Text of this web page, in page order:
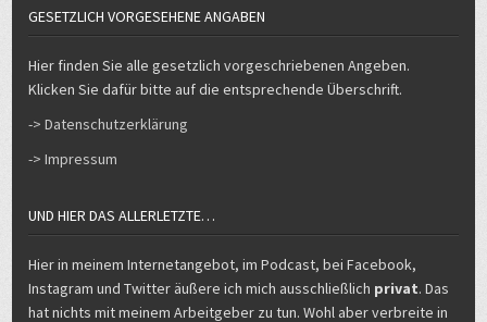
GESETZLICH VORGESEHENE ANGABEN
Hier finden Sie alle gesetzlich vorgeschriebenen Angeben.
Klicken Sie dafür bitte auf die entsprechende Überschrift.
-> Datenschutzerklärung
-> Impressum
UND HIER DAS ALLERLETZTE…
Hier in meinem Internetangebot, im Podcast, bei Facebook,
Instagram und Twitter äußere ich mich ausschließlich privat. Das
hat nichts mit meinem Arbeitgeber zu tun. Wohl aber verbreite in